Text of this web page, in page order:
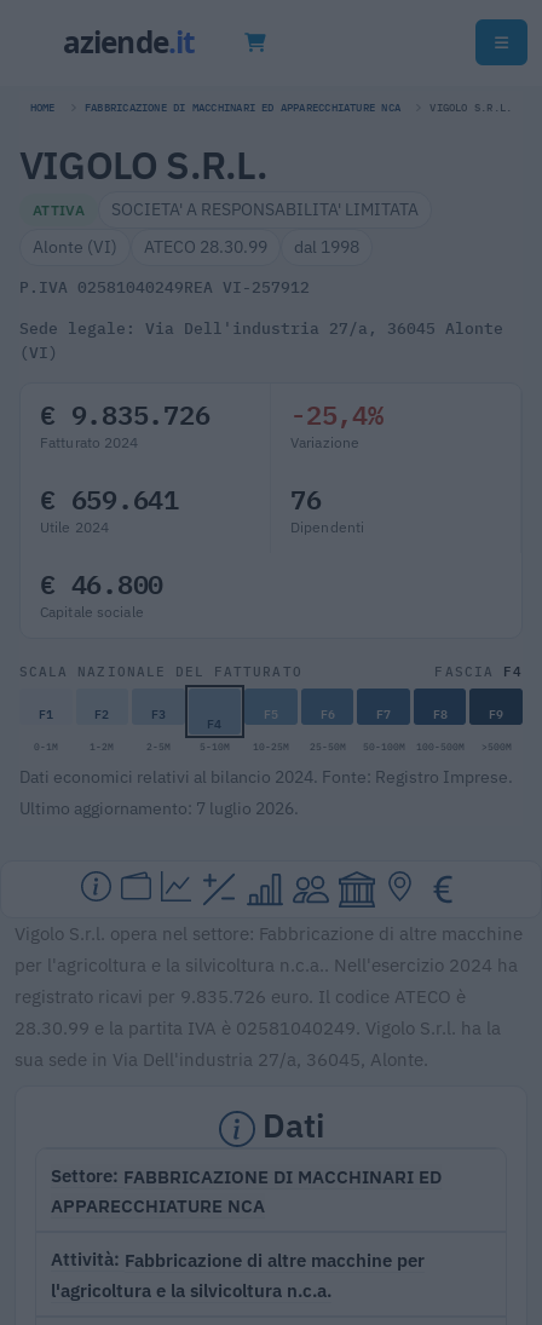
HOME FABBRICAZIONE DI MACCHINARI ED APPARECCHIATURE NCA VIGOLO S.R.L.
VIGOLO S.R.L.
ATTIVA
SOCIETA' A RESPONSABILITA' LIMITATA
Alonte (VI)
ATECO 28.30.99 dal 1998
P.IVA 02581040249REA VI-257912
Sede legale: Via Dell'industria 27/a, 36045 Alonte
(VI)
€ 9.835.726
Fatturato 2024
-25,4%
Variazione
€ 659.641
Utile 2024
76
Dipendenti
€ 46.800
Capitale sociale
SCALA NAZIONALE DEL FATTURATO FASCIA F4
F1 F2 F3 F4 F5 F6 F7 F8 F9
0-1M 1-2M 2-5M 5-10M 10-25M 25-50M 50-100M 100-500M >500M
Dati economici relativi al bilancio 2024. Fonte: Registro Imprese.
Ultimo aggiornamento: 7 luglio 2026.
Vigolo S.r.l. opera nel settore: Fabbricazione di altre macchine
per l'agricoltura e la silvicoltura n.c.a.. Nell'esercizio 2024 ha
registrato ricavi per 9.835.726 euro. Il codice ATECO è
28.30.99 e la partita IVA è 02581040249. Vigolo S.r.l. ha la
sua sede in Via Dell'industria 27/a, 36045, Alonte.
Dati
Settore FABBRICAZIONE DI MACCHINARI ED
APPARECCHIATURE NCA
Attività Fabbricazione di altre macchine per
l'agricoltura e la silvicoltura n.c.a.